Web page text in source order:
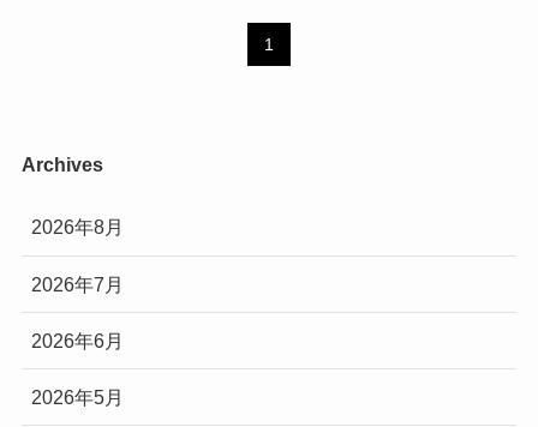
1
Archives
2026年8月
2026年7月
2026年6月
2026年5月